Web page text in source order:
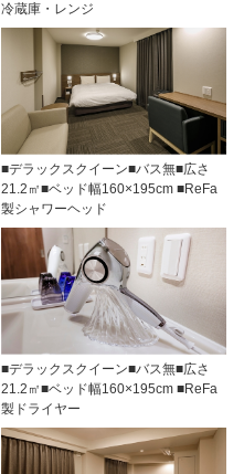
冷蔵庫・レンジ
■デラックスクイーン■バス無■広さ
21.2㎡■ベッド幅160×195cm ■ReFa
製シャワーヘッド
■デラックスクイーン■バス無■広さ
21.2㎡■ベッド幅160×195cm ■ReFa
製ドライヤー